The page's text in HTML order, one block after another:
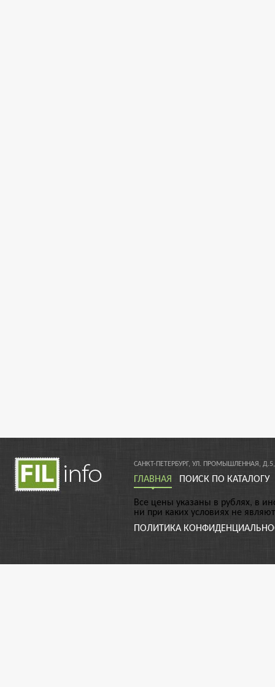
САНКТ-ПЕТЕРБУРГ, УЛ. ПРОМЫШЛЕННАЯ,
ГЛАВНАЯ ПОИСК ПО КАТАЛОГУ
Все цены указаны в рублях, в
ни при каких условиях не
ПОЛИТИКА